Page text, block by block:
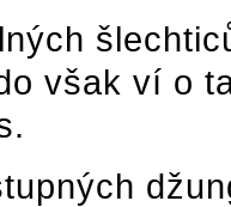
však ví o